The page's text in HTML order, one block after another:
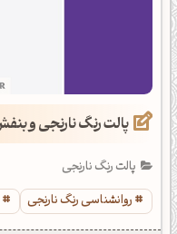
پالت رنگ نارنجی و
پالت رنگ نارنجی
روانشناسی رنگ نارنجی